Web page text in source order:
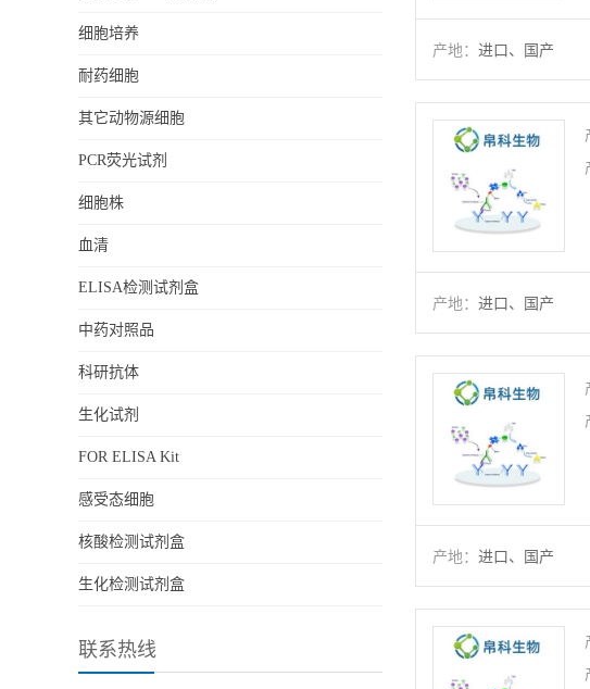
细胞培养
耐药细胞
其它动物源细胞
PCR荧光试剂
细胞株
血清
ELISA检测试剂盒
中药对照品
科研抗体
生化试剂
FOR ELISA Kit
感受态细胞
核酸检测试剂盒
生化检测试剂盒
联系热线
产地： 进口、国产
产地： 进口、国产
产地： 进口、国产